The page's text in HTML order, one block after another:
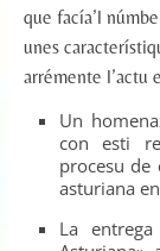
que facía’l
unes
arrémente l’actu
Un
con esti
procesu de
asturiana
La